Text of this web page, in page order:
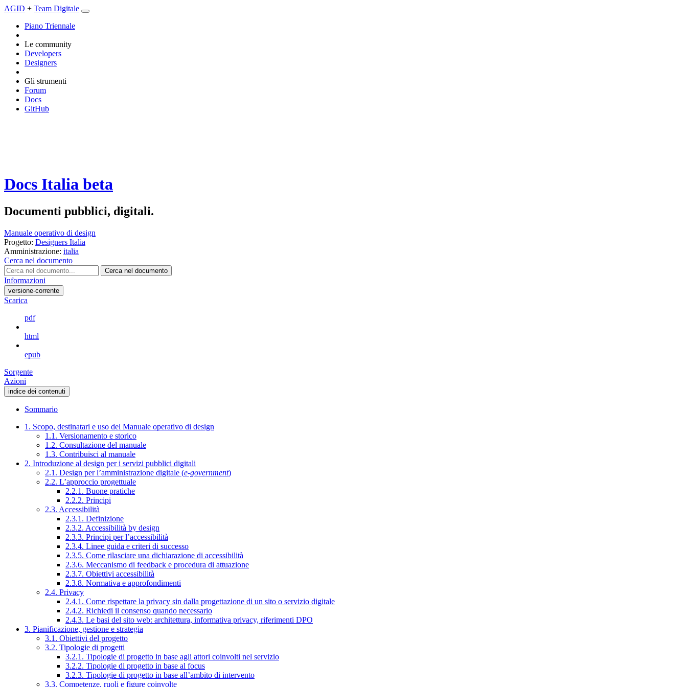
AGID + Team Digitale
Piano Triennale
Le community
Developers
Designers
Gli strumenti
Forum
Docs
GitHub
Docs Italia beta
Documenti pubblici, digitali.
Manuale operativo di design
Progetto: Designers Italia
Amministrazione: italia
Cerca nel documento
Cerca nel documento
Informazioni
versione-corrente
Scarica
pdf
html
epub
Sorgente
Azioni
indice dei contenuti
Sommario
1. Scopo, destinatari e uso del Manuale operativo di design
1.1. Versionamento e storico
1.2. Consultazione del manuale
1.3. Contribuisci al manuale
2. Introduzione al design per i servizi pubblici digitali
2.1. Design per l’amministrazione digitale (e-government)
2.2. L’approccio progettuale
2.2.1. Buone pratiche
2.2.2. Principi
2.3. Accessibilità
2.3.1. Definizione
2.3.2. Accessibilità by design
2.3.3. Principi per l’accessibilità
2.3.4. Linee guida e criteri di successo
2.3.5. Come rilasciare una dichiarazione di accessibilità
2.3.6. Meccanismo di feedback e procedura di attuazione
2.3.7. Obiettivi accessibilità
2.3.8. Normativa e approfondimenti
2.4. Privacy
2.4.1. Come rispettare la privacy sin dalla progettazione di un sito o servizio digitale
2.4.2. Richiedi il consenso quando necessario
2.4.3. Le basi del sito web: architettura, informativa privacy, riferimenti DPO
3. Pianificazione, gestione e strategia
3.1. Obiettivi del progetto
3.2. Tipologie di progetti
3.2.1. Tipologie di progetto in base agli attori coinvolti nel servizio
3.2.2. Tipologie di progetto in base al focus
3.2.3. Tipologie di progetto in base all’ambito di intervento
3.3. Competenze, ruoli e figure coinvolte